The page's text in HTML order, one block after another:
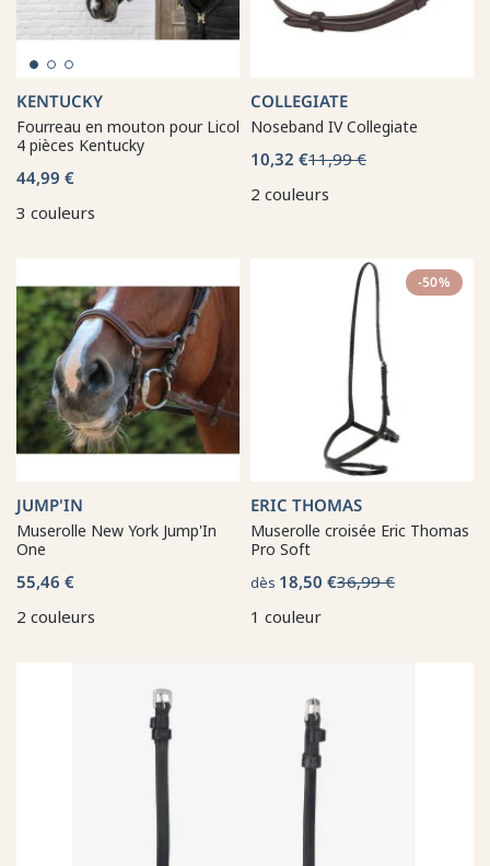
KENTUCKY
Fourreau en mouton pour Licol
4 pièces Kentucky
44,99 €
3 couleurs
COLLEGIATE
Noseband IV Collegiate
10,32 €11,99 €
2 couleurs
JUMP'IN
Muserolle New York Jump'In
One
55,46 €
2 couleurs
-50%
ERIC THOMAS
Muserolle croisée Eric Thomas
Pro Soft
dès 18,50 €36,99 €
1 couleur